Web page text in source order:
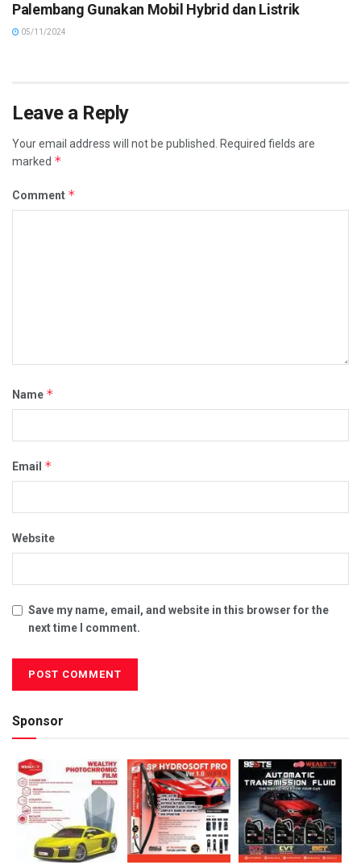
Palembang Gunakan Mobil Hybrid dan Listrik
05/11/2024
Leave a Reply
Your email address will not be published. Required fields are
marked *
Comment *
Name *
Email *
Website
Save my name, email, and website in this browser for the
next time I comment.
Sponsor